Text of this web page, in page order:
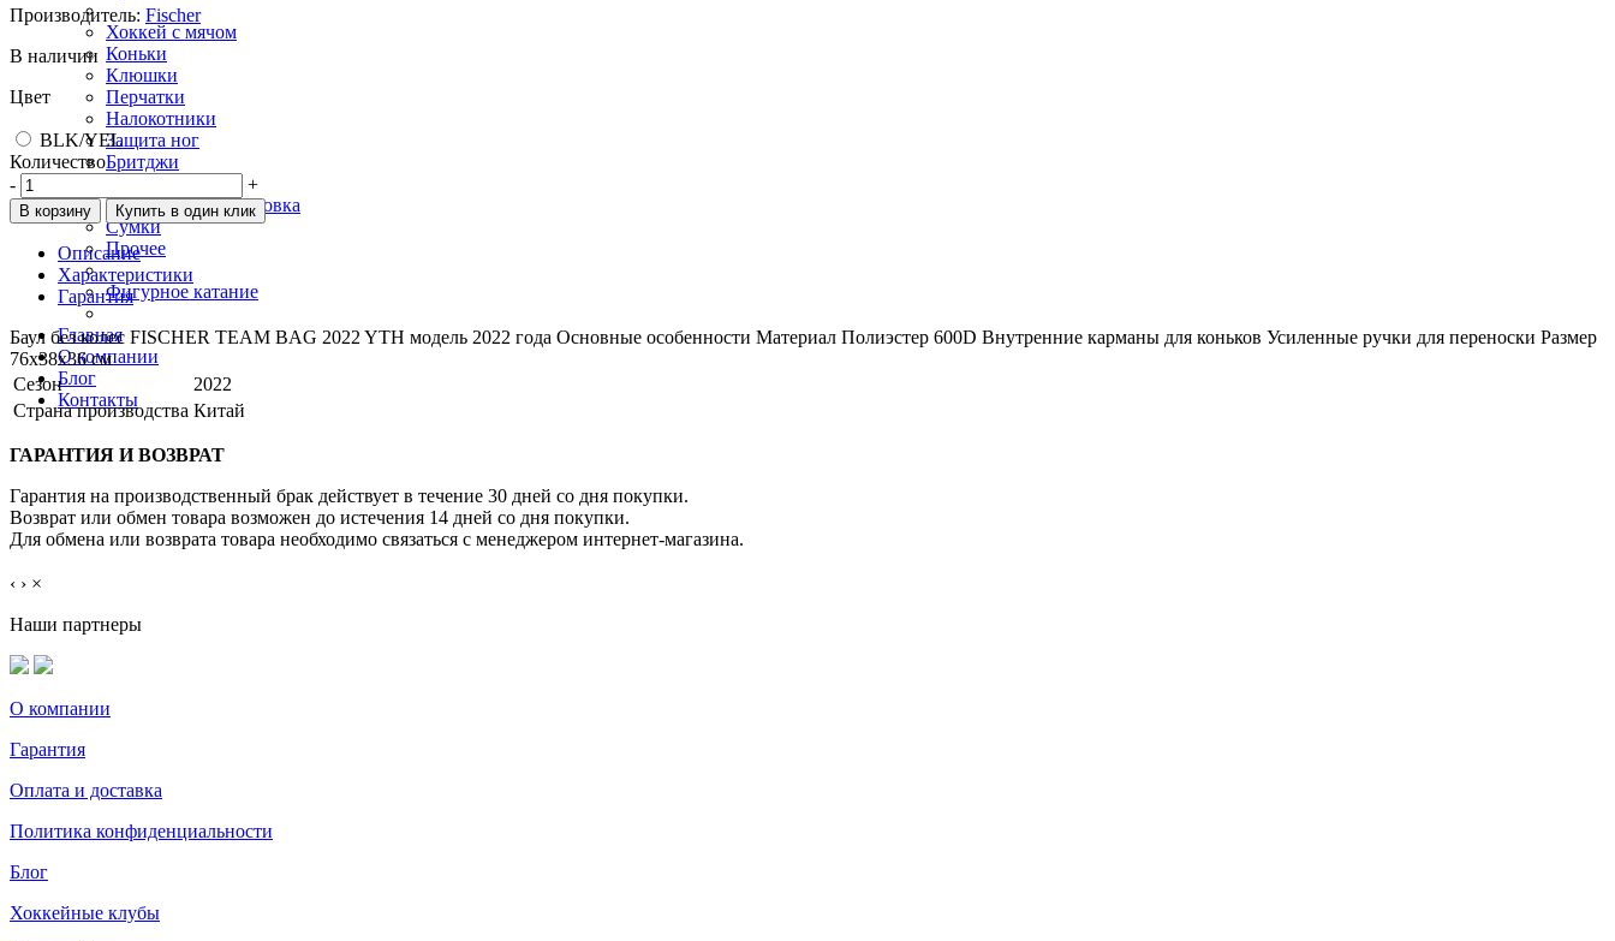
Хоккей с мячом
Коньки
Клюшки
Перчатки
Налокотники
Защита ног
Бритджи
Вратарская экипировка
Сумки
Прочее
Фигурное катание
Главная
О компании
Блог
Контакты
Производитель: Fischer
В наличии
Цвет
BLK/YEL
Количество
-
+
В корзину Купить в один клик
Описание
Характеристики
Гарантия
Баул без колес FISCHER TEAM BAG 2022 YTH модель 2022 года Основные особенности Материал Полиэстер 600D Внутренние карманы для коньков Усиленные ручки для переноски Размер
76x38x36 см
Сезон
2022
Страна производства Китай
ГАРАНТИЯ И ВОЗВРАТ
Гарантия на производственный брак действует в течение 30 дней со дня покупки.
Возврат или обмен товара возможен до истечения 14 дней со дня покупки.
Для обмена или возврата товара необходимо связаться с менеджером интернет-магазина.
‹ › ×
Наши партнеры
О компании
Гарантия
Оплата и доставка
Политика конфиденциальности
Блог
Хоккейные клубы